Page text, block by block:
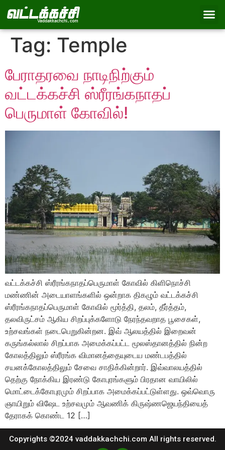
Tag: Temple
பேராதரவை நாடிநிற்கும்
வட்டக்கச்சி ஸ்ரீரங்கநாதப்
பெருமாள் கோவில்!
வட்டக்கச்சி ஸ்ரீரங்கநாதப்பெருமாள் கோவில் கிளிநொச்சி
மண்ணின் அடையாளங்களில் ஒன்றாக திகழும் வட்டக்கச்சி
ஸ்ரீரங்கநாதப்பெருமாள் கோவில் மூர்த்தி, தலம், தீர்த்தம்,
தலவிருட்சம் ஆகிய சிறப்புக்களோடு நேரந்தவறாத பூசைகள்,
உற்சவங்கள் நடைபெறுகின்றன. இவ் ஆலயத்தில் இறைவன்
கருங்கல்லால் சிறப்பாக அமைக்கப்பட்ட மூலஸ்தானத்தில் நின்ற
கோலத்திலும் ஸ்ரீரங்க விமானத்தையுடைய மண்டபத்தில்
சயனக்கோலத்திலும் சேவை சாதிக்கின்றார். இவ்வாலயத்தில்
தெற்கு நோக்கிய இரண்டு கோபுரங்களும் பிரதான வாயிலில்
மொட்டைக்கோபுரமும் சிறப்பாக அமைக்கப்பட்டுள்ளது. ஒவ்வொரு
ஞாயிறும் விஷேட உற்சவமும் ஆவணிக் கிருஷ்ணஜெயந்தியைத்
தேராகக் கொண்ட 12 […]
Copyrights ©2024 vaddakkachchi.com All rights reserved.